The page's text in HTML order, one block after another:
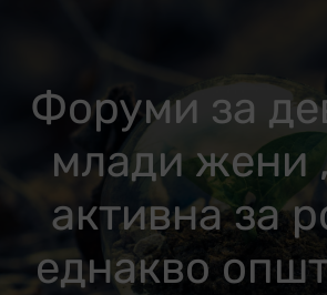
Форуми за
млади жени
активна за
еднакво